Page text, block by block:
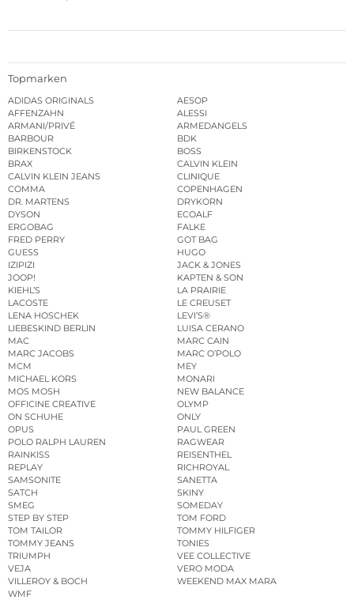
Topmarken
ADIDAS ORIGINALS
AESOP
AFFENZAHN
ALESSI
ARMANI/PRIVÉ
ARMEDANGELS
BARBOUR
BDK
BIRKENSTOCK
BOSS
BRAX
CALVIN KLEIN
CALVIN KLEIN JEANS
CLINIQUE
COMMA
COPENHAGEN
DR. MARTENS
DRYKORN
DYSON
ECOALF
ERGOBAG
FALKE
FRED PERRY
GOT BAG
GUESS
HUGO
IZIPIZI
JACK & JONES
JOOP!
KAPTEN & SON
KIEHL’S
LA PRAIRIE
LACOSTE
LE CREUSET
LENA HOSCHEK
LEVI’S®
LIEBESKIND BERLIN
LUISA CERANO
MAC
MARC CAIN
MARC JACOBS
MARC O’POLO
MCM
MEY
MICHAEL KORS
MONARI
MOS MOSH
NEW BALANCE
OFFICINE CREATIVE
OLYMP
ON SCHUHE
ONLY
OPUS
PAUL GREEN
POLO RALPH LAUREN
RAGWEAR
RAINKISS
REISENTHEL
REPLAY
RICHROYAL
SAMSONITE
SANETTA
SATCH
SKINY
SMEG
SOMEDAY
STEP BY STEP
TOM FORD
TOM TAILOR
TOMMY HILFIGER
TOMMY JEANS
TONIES
TRIUMPH
VEE COLLECTIVE
VEJA
VERO MODA
VILLEROY & BOCH
WEEKEND MAX MARA
WMF